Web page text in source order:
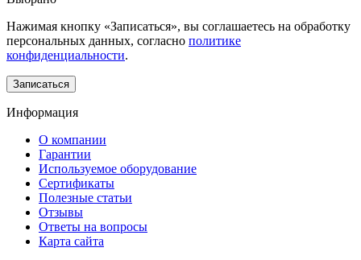
Нажимая кнопку «Записаться», вы соглашаетесь на обработку
персональных данных, согласно политике
конфиденциальности.
Информация
О компании
Гарантии
Используемое оборудование
Сертификаты
Полезные статьи
Отзывы
Ответы на вопросы
Карта сайта